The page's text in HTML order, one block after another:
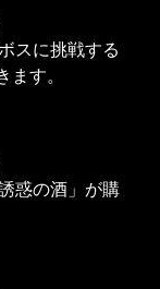
スに挑戦する
す。
惑の酒」が購